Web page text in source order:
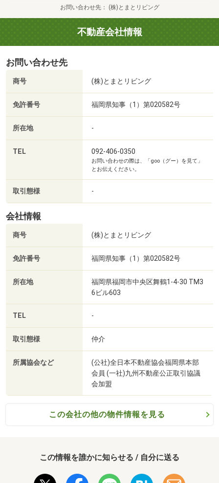
■【病院】医療法人輝栄会福岡輝栄会病院（約1703m・徒
歩22分）
■【郵便局】福岡舞松原郵便局（約526m・徒歩7分）
■【公園】松崎中央公園（約1011m・徒歩13分）
お母さんたちが安心して内覧できます！
賃貸も家賃が高い！
だとしたらマイホーム買ったほうが得なの？？
このような疑問からの内覧希望もOK♪
・ローン組めるの？
・シングルマザーだから不安。
・車のローンもあるのに・・・。
・個人事業主で確定申告しているけど・・・。
お気軽にご相談下さい♪
お問い合わせ先 (株)とまとリビング
不動産会社情報
お問い合わせ先
商号 (株)とまとリビング
免許番号 福岡県知事（1）第020582号
所在地 -
TEL 092-406-0350
お問い合わせの際は、「goo（グー）を見て」
とお伝えください。
取引態様 -
会社情報
商号 (株)とまとリビング
免許番号 福岡県知事（1）第020582号
所在地
福岡県福岡市中央区舞鶴1-4-30 TM3
6ビル603
TEL -
取引態様 仲介
所属協会など
(公社)全日本不動産協会福岡県本部
会員 (一社)九州不動産公正取引協議
会加盟
この会社の他の物件情報を見る
この情報を誰かに知らせる / 自分に送る